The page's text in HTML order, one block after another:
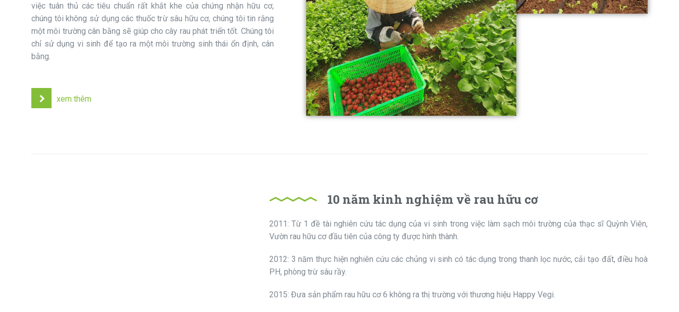
việc tuân thủ các tiêu chuẩn rất khắt khe của chứng nhận hữu cơ,
chúng tôi không sử dụng các thuốc trừ sâu hữu cơ, chúng tôi tin rằng
một môi trường cân bằng sẽ giúp cho cây rau phát triển tốt. Chúng tôi
chỉ sử dụng vi sinh để tạo ra một môi trường sinh thái ổn định, cân
bằng.
xem thêm
10 năm kinh nghiệm về rau hữu cơ
2011: Từ 1 đề tài nghiên cứu tác dụng của vi sinh trong việc làm sạch môi trường của thạc sĩ Quỳnh Viên,
Vườn rau hữu cơ đầu tiên của công ty được hình thành.
2012: 3 năm thực hiện nghiên cứu các chủng vi sinh có tác dụng trong thanh lọc nước, cải tạo đất, điều hoà
PH, phòng trừ sâu rầy.
2015: Đưa sản phẩm rau hữu cơ 6 không ra thị trường với thương hiệu Happy Vegi.